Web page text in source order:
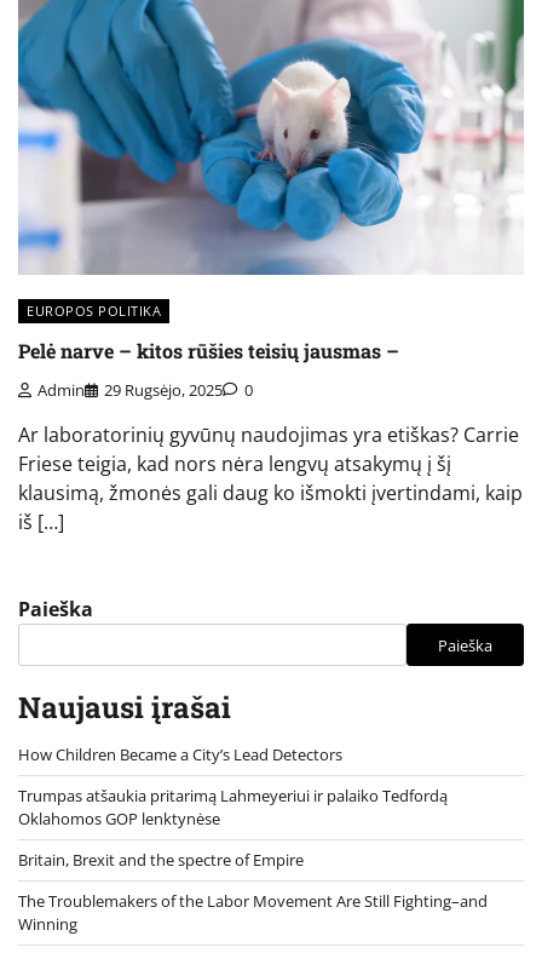
EUROPOS POLITIKA
Pelė narve – kitos rūšies teisių jausmas –
Admin 29 Rugsėjo, 2025 0
Ar laboratorinių gyvūnų naudojimas yra etiškas? Carrie
Friese teigia, kad nors nėra lengvų atsakymų į šį
klausimą, žmonės gali daug ko išmokti įvertindami, kaip
iš […]
Paieška
Paieška
Naujausi įrašai
How Children Became a City’s Lead Detectors
Trumpas atšaukia pritarimą Lahmeyeriui ir palaiko Tedfordą
Oklahomos GOP lenktynėse
Britain, Brexit and the spectre of Empire
The Troublemakers of the Labor Movement Are Still Fighting–and
Winning